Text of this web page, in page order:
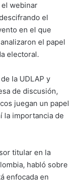
el webinar
el
en el que
el papel
electoral.
la UDLAP y
de discusión,
juegan un papel
la importancia de
titular en la
habló sobre
enfocada en